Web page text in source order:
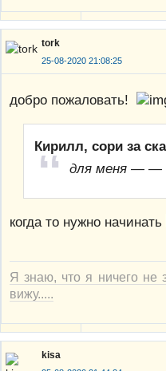
tork
25-08-2020 21:08:25
добро пожаловать!
Кирилл, сори за
для меня — —
когда то нужно начинать
Я знаю, что я ничего не
вижу.....
kisa